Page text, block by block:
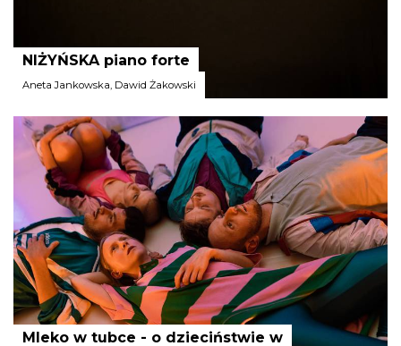
NIŻYŃSKA piano forte
Aneta Jankowska, Dawid Żakowski
Mleko w tubce - o dzieciństwie w